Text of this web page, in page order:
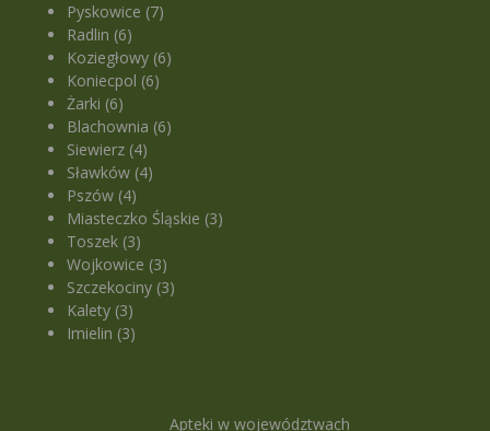
Pyskowice (7)
Radlin (6)
Koziegłowy (6)
Koniecpol (6)
Żarki (6)
Blachownia (6)
Siewierz (4)
Sławków (4)
Pszów (4)
Miasteczko Śląskie (3)
Toszek (3)
Wojkowice (3)
Szczekociny (3)
Kalety (3)
Imielin (3)
Apteki w województwach